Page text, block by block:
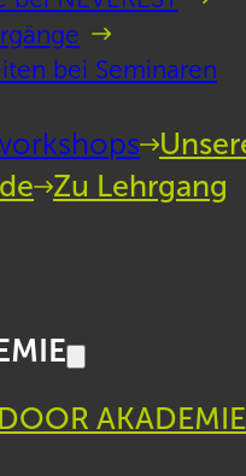
bei Seminaren
Zu Lehrgang
AKADEMIE